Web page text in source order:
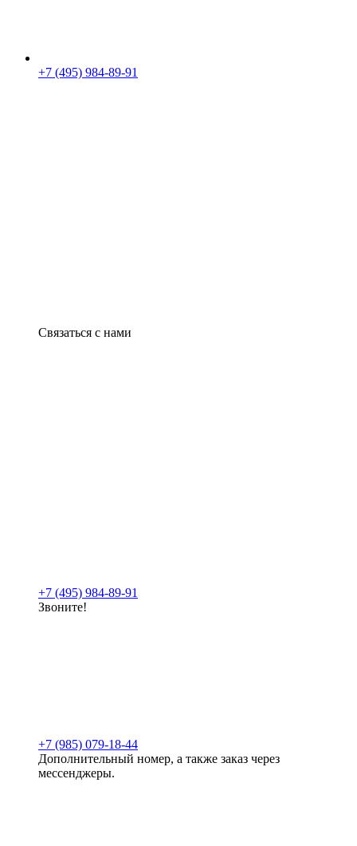
+7 (495) 984-89-91
Связаться с нами
+7 (495) 984-89-91
Звоните!
+7 (985) 079-18-44
Дополнительный номер, а также заказ через
мессенджеры.